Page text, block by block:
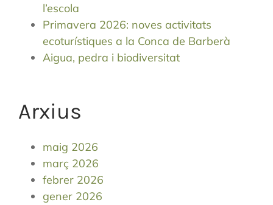
l’escola
Primavera 2026: noves activitats
ecoturístiques a la Conca de Barberà
Aigua, pedra i biodiversitat
Arxius
maig 2026
març 2026
febrer 2026
gener 2026